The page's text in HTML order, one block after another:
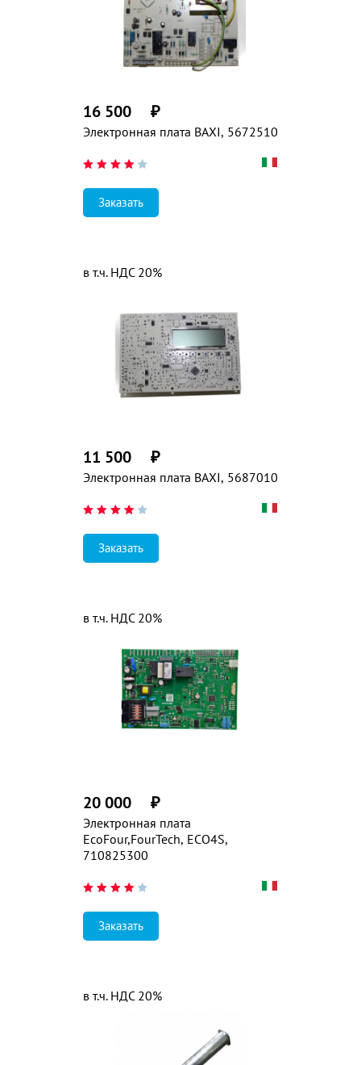
Электронная плата BAXI, 5672510
16 500 ₽
Заказать
Электронная плата BAXI, 5687010
11 500 ₽
в т.ч. НДС 20%
Заказать
Электронная плата
EcoFour,FourTech, ECO4S,
710825300
20 000 ₽
в т.ч. НДС 20%
Заказать
в т.ч. НДС 20%